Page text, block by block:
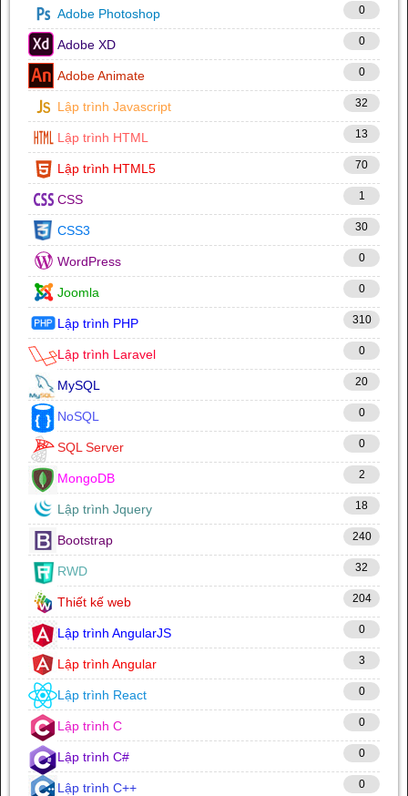
Adobe Photoshop 0
Adobe XD 0
Adobe Animate 0
Lập trình Javascript 32
Lập trình HTML 13
Lập trình HTML5 70
CSS 1
CSS3 30
WordPress 0
Joomla 0
Lập trình PHP 310
Lập trình Laravel 0
MySQL 20
NoSQL 0
SQL Server 0
MongoDB 2
Lập trình Jquery 18
Bootstrap 240
RWD 32
Thiết kế web 204
Lập trình AngularJS 0
Lập trình Angular 3
Lập trình React 0
Lập trình C 0
Lập trình C# 0
Lập trình C++ 0